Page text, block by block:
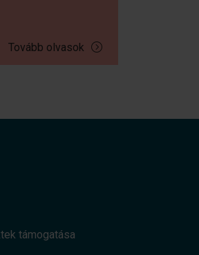
Tovább olvasok
támogatása